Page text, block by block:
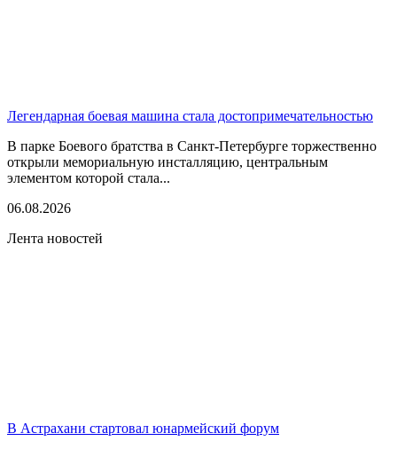
Легендарная боевая машина стала достопримечательностью
В парке Боевого братства в Санкт-Петербурге торжественно
открыли мемориальную инсталляцию, центральным
элементом которой стала...
06.08.2026
Лента новостей
В Астрахани стартовал юнармейский форум